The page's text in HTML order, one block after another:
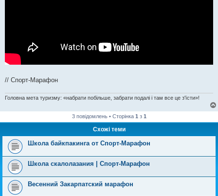
// Спорт-Марафон
Головна мета туризму: «набрати побільше, забрати подалі і там все це з'їсти»!
3 повідомлень • Сторінка 1з 1
Схожі теми
Школа байкпакинга от Спорт-Марафон
Школа скалолазания | Спорт-Марафон
Весенний Закарпатский марафон